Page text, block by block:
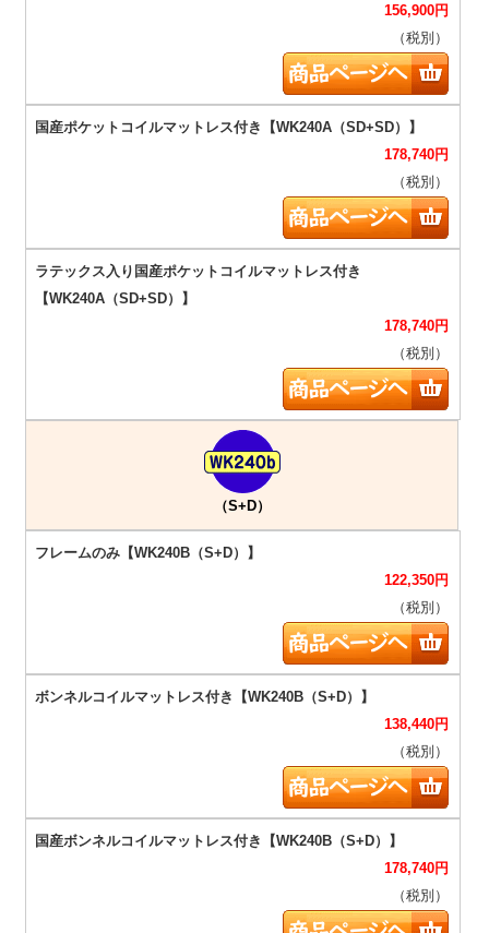
156,900円
（税別）
178,740円
（税別）
178,740円
（税別）
（S+D）
122,350円
（税別）
138,440円
（税別）
178,740円
（税別）